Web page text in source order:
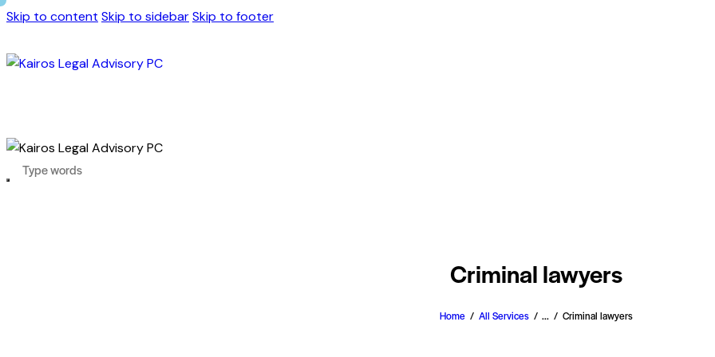
Skip to content Skip to sidebarSkip to footer
Criminal lawyers
Home All Services ... Criminal lawyers